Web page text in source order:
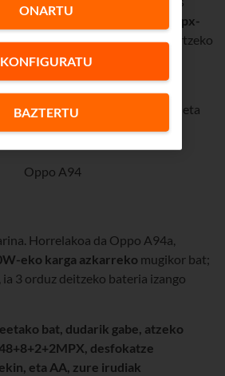
punta-puntakoa:
48+8+2+2Mpx-
artifiziala, eszenarik onena lortzeko
berriz, 16Mpx
erostean kontuan hartu
biltegia, 4GB-ko RAM memoria, eta
Horrelakoa da Oppo A94a,
eko karga azkarreko mugikor bat;
3 orduz deitzeko bateria izango
bat, dudarik gabe, atzeko
desfokatze
eta AA, zure irudiak
KONFIGURATU
BAZTERTU
ONARTU